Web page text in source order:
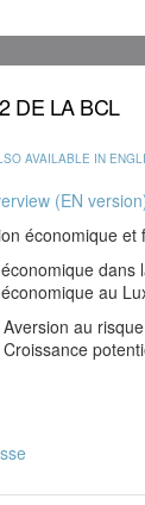
DE LA BCL
AVAILABLE IN
(EN
économique et
dans
au
Aversion au
Croissance